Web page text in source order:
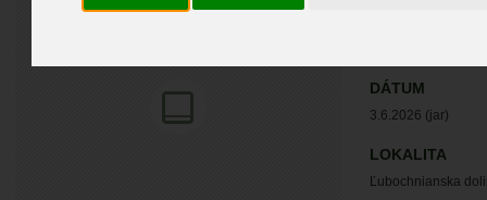
DÁTUM
3.6.2026 (jar)
LOKALITA
Ľubochnianska